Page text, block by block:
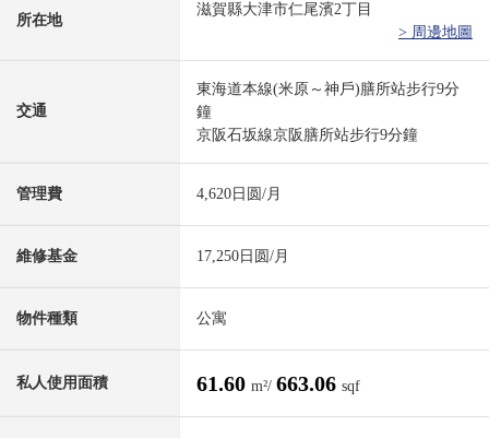
所在地
滋賀縣大津市仁尾濱2丁目
> 周邊地圖
交通
東海道本線(米原～神戶)膳所站步行9分
鐘
京阪石坂線京阪膳所站步行9分鐘
管理費 4,620日圆/月
維修基金 17,250日圆/月
物件種類 公寓
私人使用面積 61.60 m²/ 663.06 sqf